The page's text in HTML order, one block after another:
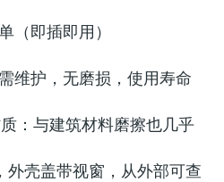
（即插即用）
维护，无磨损，使用寿命
：与建筑材料磨擦也几乎
外壳盖带视窗，从外部可查